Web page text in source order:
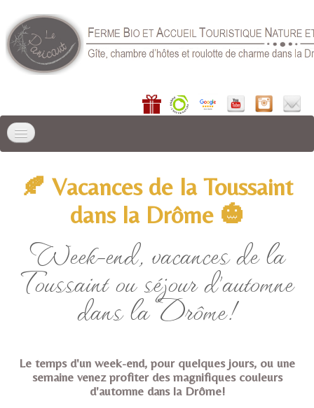
LIEU DE SÉJOUR ▼
CHAMBRE D'HÔTES
RÉSERVER ▼
INFOS▼
🍂 Vacances de la Toussaint
dans la Drôme 🎃
Week-end, vacances de la
Toussaint ou séjour d'automne
dans la Drôme!
Le temps d'un week-end, pour quelques jours, ou une
semaine venez profiter des magnifiques couleurs
d'automne dans la Drôme!